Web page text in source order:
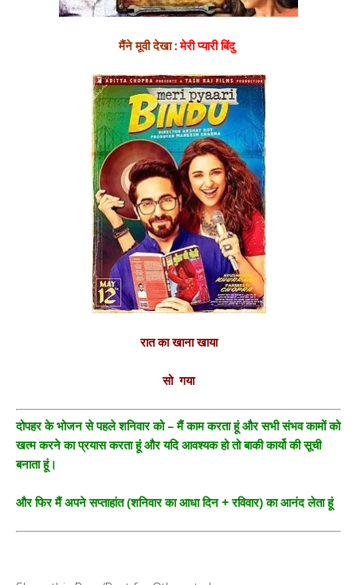
मैंने मूवी देखा:मेरी प्यारी बिंदु
रात का खाना खाया
सो गया
दोपहर के भोजन से पहले शनिवार को – मैं काम करता हूं और सभी संभव कामों को
खत्म करने का प्रयास करता हूं और यदि आवश्यक हो तो बाकी कार्यो की सूची
बनाता हूं।
और फिर मैं अपने सप्ताहांत (शनिवार का आधा दिन + रविवार) का आनंद लेता हूं